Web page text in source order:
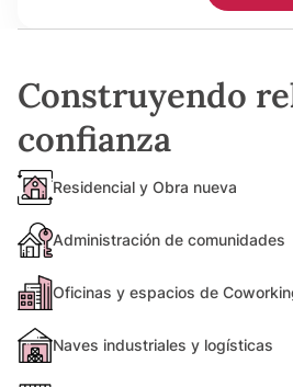
Construyendo
confianza
Residencial y Obra nueva
Administración de comunidades
Oficinas y espacios de
Naves industriales y logísticas